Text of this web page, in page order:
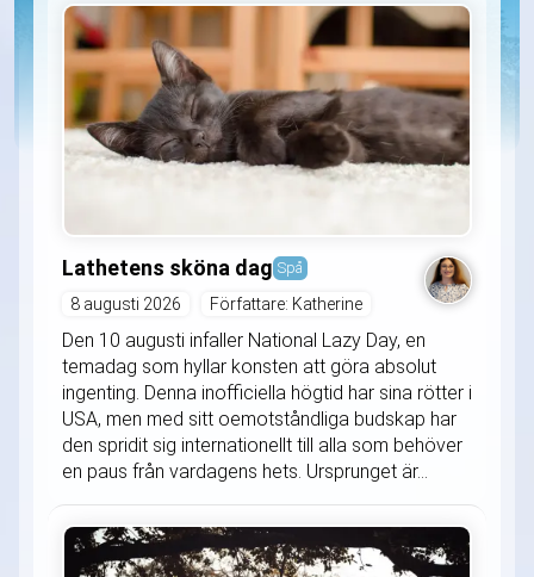
Lathetens sköna dag Spå
8 augusti 2026 Författare: Katherine
Den 10 augusti infaller National Lazy Day, en
temadag som hyllar konsten att göra absolut
ingenting. Denna inofficiella högtid har sina rötter i
USA, men med sitt oemotståndliga budskap har
den spridit sig internationellt till alla som behöver
en paus från vardagens hets. Ursprunget är...